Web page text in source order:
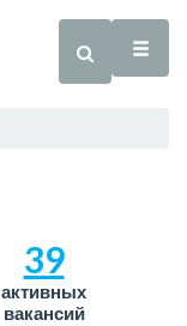
39
активных
вакансий